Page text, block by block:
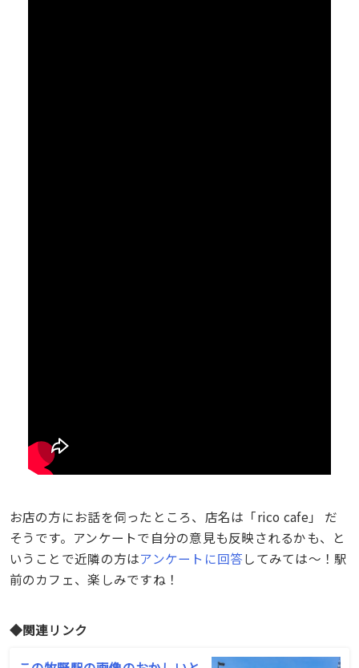
お店の方にお話を伺ったところ、店名は「rico cafe」 だ
そうです。アンケートで自分の意見も反映されるかも、と
いうことで近隣の方はアンケートに回答してみては〜！駅
前のカフェ、楽しみですね！
◆関連リンク